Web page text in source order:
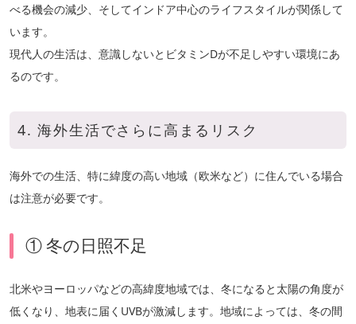
べる機会の減少、そしてインドア中心のライフスタイルが関係して
います。
現代人の生活は、意識しないとビタミンDが不足しやすい環境にあ
るのです。
4. 海外生活でさらに高まるリスク
海外での生活、特に緯度の高い地域（欧米など）に住んでいる場合
は注意が必要です。
① 冬の日照不足
北米やヨーロッパなどの高緯度地域では、冬になると太陽の角度が
低くなり、地表に届くUVBが激減します。地域によっては、冬の間